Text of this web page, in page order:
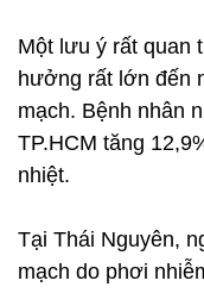
Một lưu ý rất quan
hưởng rất lớn đến
mạch. Bệnh nhân
TP.HCM tăng
nhiệt.
Tại Thái Nguyên,
mạch do phơi